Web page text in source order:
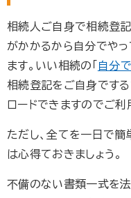
相続人ご自身で相続登記
がかかるから自分でや
ます。いい相続の「 自分
相続登記をご自身です
ロードできますのでご利
ただし、全てを一日で簡
は心得ておきましょう。
不備のない書類一式を